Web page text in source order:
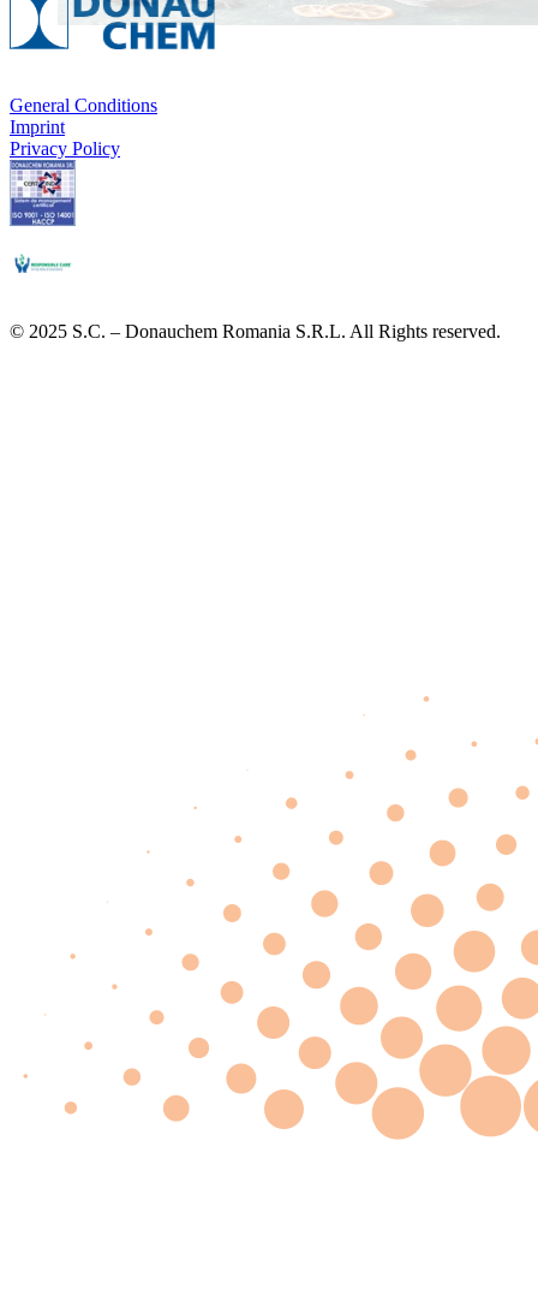
General Conditions
Imprint
Privacy Policy
© 2025 S.C. – Donauchem Romania S.R.L. All Rights reserved.